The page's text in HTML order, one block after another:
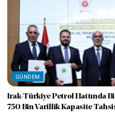
GÜNDEM
Irak-Türkiye Petrol Hattında
750 Bin Varillik Kapasite